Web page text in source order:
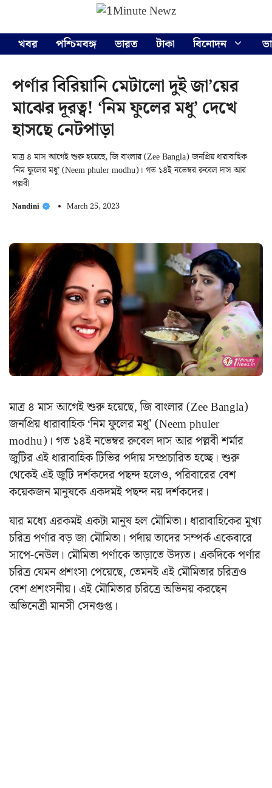
content
খবর
পশ্চিমবঙ্গ ভারত টাকা বিনোদন
পর্ণার বিরিয়ানি মেটালো দুই জা’য়ের
মাঝের দূরত্ব! ‘নিম ফুলের মধু’ দেখে
হাসছে নেটপাড়া
মাত্র ৪ মাস আগেই শুরু হয়েছে, জি বাংলার (Zee Bangla) জনপ্রিয় ধারাবাহিক
‘নিম ফুলের মধু’ (Neem phuler modhu)। গত ১৪ই নভেম্বর রুবেল দাস আর
পল্লবী
Nandini March 25, 2023
মাত্র ৪ মাস আগেই শুরু হয়েছে, জি বাংলার (Zee Bangla)
জনপ্রিয় ধারাবাহিক ‘নিম ফুলের মধু’ (Neem phuler
modhu)। গত ১৪ই নভেম্বর রুবেল দাস আর পল্লবী শর্মার
জুটির এই ধারাবাহিক টিভির পর্দায় সম্প্রচারিত হচ্ছে। শুরু
থেকেই এই জুটি দর্শকদের পছন্দ হলেও, পরিবারের বেশ
কয়েকজন মানুষকে একদমই পছন্দ নয় দর্শকদের।
যার মধ্যে এরকমই একটা মানুষ হল মৌমিতা।ধারাবাহিকের মুখ্য
চরিত্র পর্ণার বড় জা মৌমিতা। পর্দায় তাদের সম্পর্ক একেবারে
সাপে-নেউল। মৌমিতা পর্ণাকে তাড়াতে উদ্যত। একদিকে পর্ণার
চরিত্র যেমন প্রশংসা পেয়েছে, তেমনই এই মৌমিতার চরিত্রও
বেশ প্রশংসনীয়। এই মৌমিতার চরিত্রে অভিনয় করছেন
অভিনেত্রী মানসী সেনগুপ্ত।